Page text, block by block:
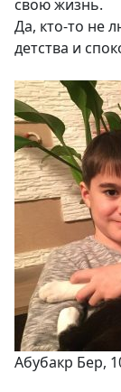
свою жизнь.
Да, кто-то не
детства и
Абубакр Бер,